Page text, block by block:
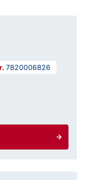
7820006826